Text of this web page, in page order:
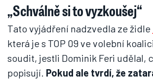
„Schválně si to vyzkoušej“
Tato vyjádření nadzvedla ze židle
která je s TOP 09 ve volební
soudit, jestli Dominik Feri udělal,
popisují. Pokud ale tvrdí, že